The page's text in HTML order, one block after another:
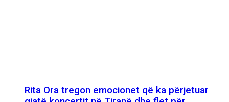
Rita Ora tregon emocionet që ka përjetuar